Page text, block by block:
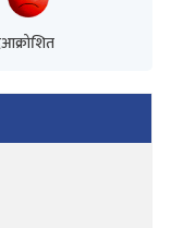
आक्रोशित